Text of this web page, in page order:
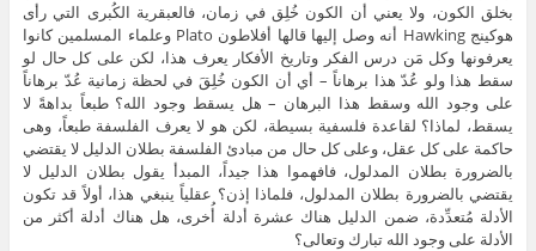
بخلق الكون، ولا يعني أن الكون خُلِق في زمان، فالعبقرية الكُبرى التي رأى
هوكينج Hawking أنه وصل إليها قالها أفلاطون Plato وعلماء المسلمين كانوا
يعرفونها وكل مَن درس الفكر وتاريخ الأفكار يعرف هذا، لكن على كل حال لو
سقط هذا ولو عُدّ هذا برهاناً – أي أن الكون خُلِقَ في لحظة زمانية عُدّ برهاناً
على وجود الله وسقط هذا البرهان – هل يسقط وجود الله؟ طبعاً بداهةً لا
يسقط، لماذا؟ لقاعدة فلسفية بسيطة، لكن هو لا يعرف الفلسفة طبعاً، وهى
حاكمة على كل عقل، وعلى كل حال من مبادئ الفلسفة بطلان الدليل لا يقتضي
بالضرورة بطلان المدلول، فافهموا هذا جيداً، المبدأ يقول بطلان الدليل لا
يقتضي بالضرورة بطلان المدلول، فلماذا إذن؟ عقلياً ينبغي هذا، أولاً قد تكون
الأدلة مُتعدِّدة، ضمن الدليل هناك عشرة أدلة أُخرى، هل هناك أدلة أكثر من
الأدلة على وجود الله تبارك وتعالى؟